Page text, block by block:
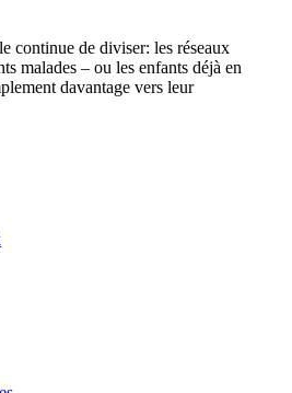
continue de diviser: les réseaux
malades – ou les enfants déjà en
davantage vers leur